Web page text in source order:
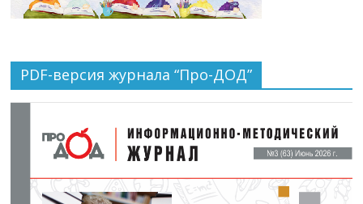
PDF-версия журнала “Про-ДОД”